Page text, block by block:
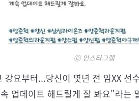
ⓒ 인스타그램
요부터...당신이 몇년 전 임XX 선
업데이트 해드릴게 잘 봐요"라는